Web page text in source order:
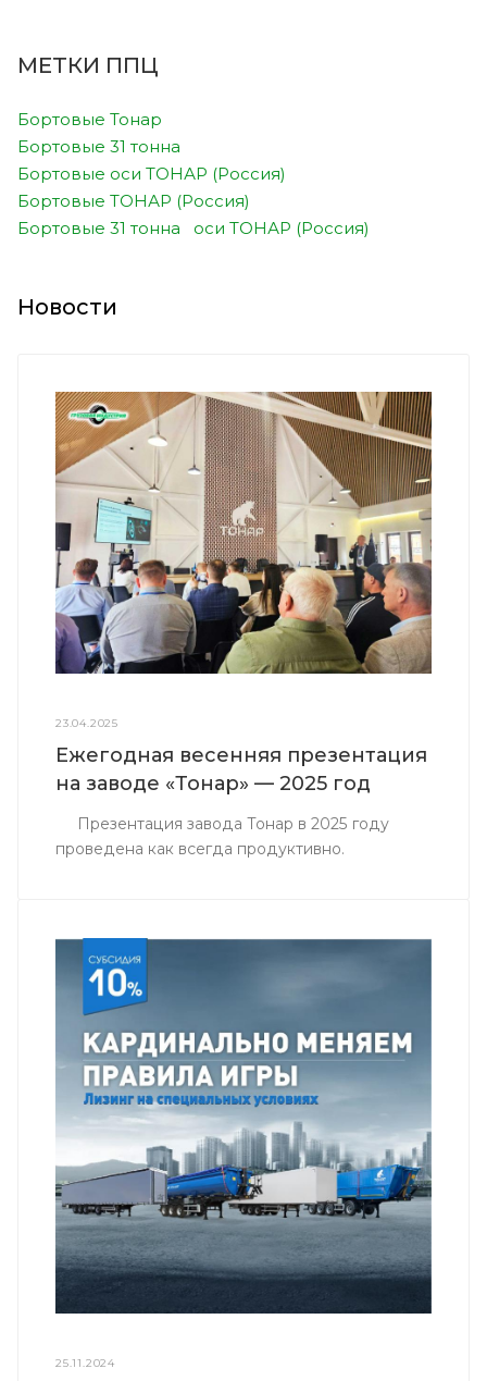
МЕТКИ ППЦ
Бортовые Тонар
Бортовые 31 тонна
Бортовые оси ТОНАР (Россия)
Бортовые ТОНАР (Россия)
Бортовые 31 тонна оси ТОНАР (Россия)
Новости
23.04.2025
Ежегодная весенняя презентация
на заводе «Тонар» — 2025 год
Презентация завода Тонар в 2025 году
проведена как всегда продуктивно.
25.11.2024